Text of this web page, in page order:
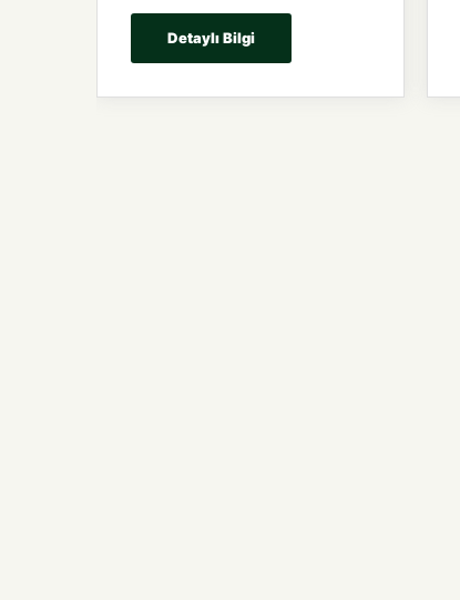
Detaylı Bilgi